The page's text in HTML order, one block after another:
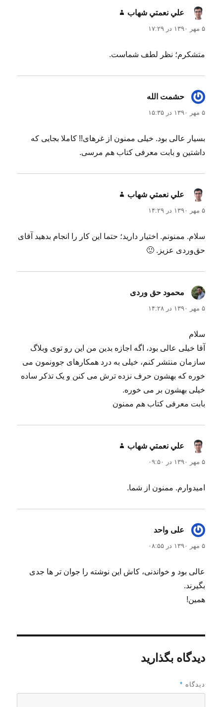
علي نعمتي شهاب
۵ مهر ۱۳۹۰ در ۱۷:۲۹
متشکرم؛ نظر لطف شماست.
حشمت الله
۵ مهر ۱۳۹۰ در ۱۵:۳۵
بسیار عالی بود. خیلی ممنون از غرهای!! کاملا بجایی که
داشتین و بابت معرفی کتاب هم مرسی.
علي نعمتي شهاب
۵ مهر ۱۳۹۰ در ۱۴:۲۹
سلام. ممنونم. اختیار دارید؛ حتما این کار را انجام بدهید آقای
حق‌وردی عزیز. 🙂
محمود حق وردی
۵ مهر ۱۳۹۰ در ۱۴:۲۸
سلام
آقا خیلی عالی بود، اگه اجازه بدین من این رو توی وبلاگ
سازمان منتشر کنم، خیلی به درد همکارهای جوونمون می
خوره که بهشون حرف نزده ترش می کنن و یک تذکر ساده
خیلی بهشون بر می خوره.
بابت معرفی کتاب هم ممنون
علي نعمتي شهاب
۵ مهر ۱۳۹۰ در ۰۹:۵۰
امیدوارم. ممنون از شما.
علی واحد
۵ مهر ۱۳۹۰ در ۰۸:۵۵
عالی بود و خواندنی، کاش این نوشته را جوان تر ها جدی
بگیرند.
همین!
دیدگاه بگذارید
دیدگاه *